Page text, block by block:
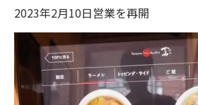
2023年2月10日営業を再開